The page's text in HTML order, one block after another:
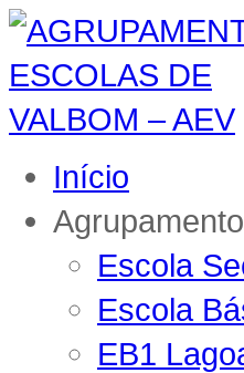
Início
Agrupamento
Escola
Escola
EB1